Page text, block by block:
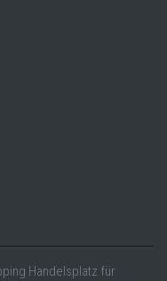
Handelsplatz für